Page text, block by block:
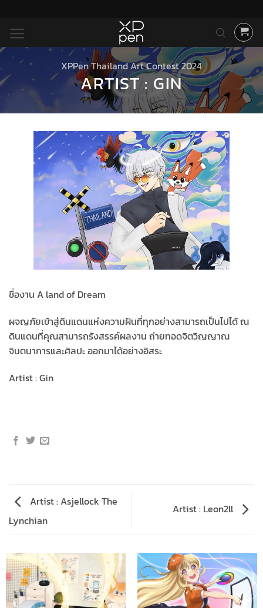
ยัง
เนื้อหา
XPPen Thailand Art Contest 2024
ARTIST : GIN
ชื่องาน A land of Dream
ผจญภัยเข้าสู่ดินแดนแห่งความฝันที่ทุกอย่างสามารถเป็นไปได้ ณ
ดินแดนที่คุณสามารถรังสรรค์ผลงาน ถ่ายทอดจิตวิญญาณ
จินตนาการและศิลปะ ออกมาได้อย่างอิสระ
Artist : Gin
Artist : Asjellock The
Lynchian
Artist : Leon2ll